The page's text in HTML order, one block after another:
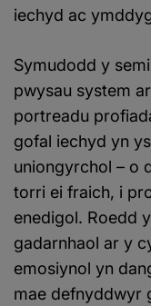
iechyd ac
Symudodd y
pwysau system
portreadu
gofal iechyd yn
uniongyrchol – o
torri ei fraich, i
enedigol. Roedd
gadarnhaol ar y
emosiynol yn
mae defnyddwyr